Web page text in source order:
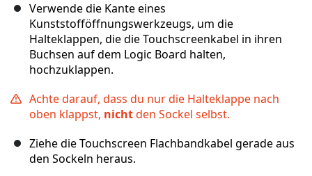
Verwende die Kante eines
Kunststofföffnungswerkzeugs, um die
Halteklappen, die die Touchscreenkabel in ihren
Buchsen auf dem Logic Board halten,
hochzuklappen.
Achte darauf, dass du nur die Halteklappe nach
oben klappst, nichtden Sockel selbst.
Ziehe die Touchscreen Flachbandkabel gerade aus
den Sockeln heraus.